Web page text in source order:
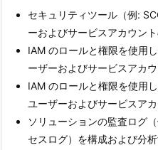
セキュリティツール（例:
ーおよびサービスアカウン
IAM のロールと権限を使用
ーザーおよびサービスアカ
IAM のロールと権限を使用
ユーザーおよびサービスア
ソリューションの監査ログ
セスログ）を構成および分